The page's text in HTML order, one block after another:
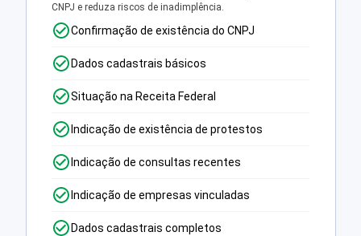
CNPJ e reduza riscos de inadimplência.
Confirmação de existência do CNPJ
Dados cadastrais básicos
Situação na Receita Federal
Indicação de existência de protestos
Indicação de consultas recentes
Indicação de empresas vinculadas
Dados cadastrais completos